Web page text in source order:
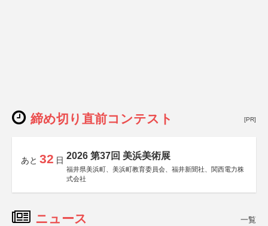
締め切り直前コンテスト [PR]
あと 32 日 2026 第37回 美浜美術展
福井県美浜町、美浜町教育委員会、福井新聞社、関西電力株
式会社
ニュース 一覧